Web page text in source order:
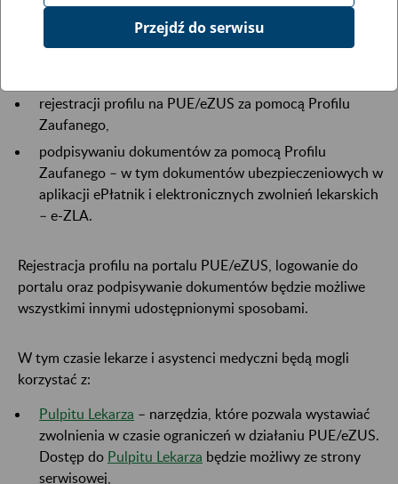
rejestracji profilu na PUE/eZUS za pomocą Profilu
Zaufanego,
podpisywaniu dokumentów za pomocą Profilu
Zaufanego – w tym dokumentów ubezpieczeniowych w
aplikacji ePłatnik i elektronicznych zwolnień lekarskich
– e-ZLA.
Rejestracja profilu na portalu PUE/eZUS, logowanie do
portalu oraz podpisywanie dokumentów będzie możliwe
wszystkimi innymi udostępnionymi sposobami.
W tym czasie lekarze i asystenci medyczni będą mogli
korzystać z:
Pulpitu Lekarza – narzędzia, które pozwala wystawiać
zwolnienia w czasie ograniczeń w działaniu PUE/eZUS.
Dostęp do Pulpitu Lekarza będzie możliwy ze strony
serwisowej,
Przejdź do serwisu